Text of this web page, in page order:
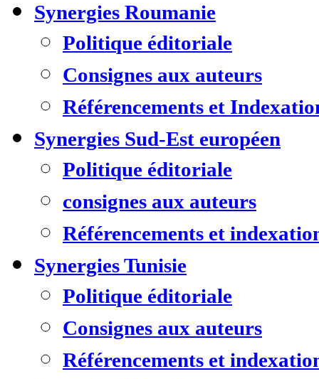
Synergies Roumanie
Politique éditoriale
Consignes aux auteurs
Référencements et
Synergies Sud-Est européen
Politique éditoriale
consignes aux auteurs
Référencements et
Synergies Tunisie
Politique éditoriale
Consignes aux auteurs
Référencements et